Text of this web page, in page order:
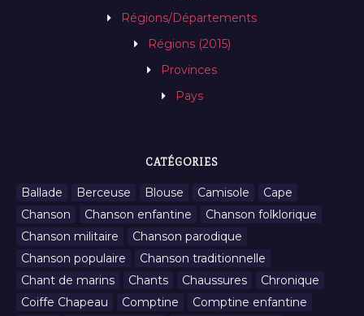
Régions/Départements
Régions (2015)
Provinces
Pays
CATÉGORIES
Ballade Berceuse Blouse Camisole
Cape
Chanson
Chanson enfantine
Chanson folklorique
Chanson militaire
Chanson parodique
Chanson populaire
Chanson traditionnelle
Chant de marins
Chants Chaussures
Chronique
Coiffe Chapeau
Comptine
Comptine enfantine